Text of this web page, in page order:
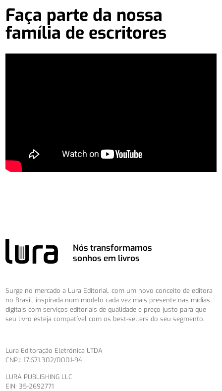
Faça parte da nossa
família de escritores
Nós transformamos
sonhos em livros
Surge no mercado a Lura Editorial, com um novo conceito de editora
no Brasil, inspirada num modelo cada vez mais presente nas mídias
digitais com serviços editoriais de qualidade e preço justo para que
seu livro esteja compatível com os best-sellers do seu segmento.
Lura Editoração Eletrônica LTDA
CNPJ: 17.671.302/0001-94
LURA PUBLISHING LLC
EIN: 35-2692771